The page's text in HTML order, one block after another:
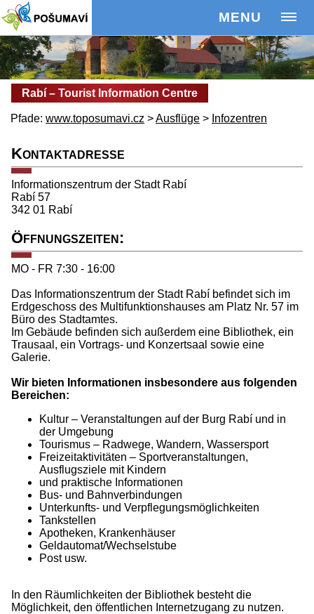
MENU
Rabí – Tourist Information Centre
Pfade: www.toposumavi.cz >Ausflüge > Infozentren
Kontaktadresse
Informationszentrum der Stadt Rabí
Rabí 57
342 01 Rabí
Öffnungszeiten:
MO - FR 7:30 - 16:00
Das Informationszentrum der Stadt Rabí befindet sich im
Erdgeschoss des Multifunktionshauses am Platz Nr. 57 im
Büro des Stadtamtes.
Im Gebäude befinden sich außerdem eine Bibliothek, ein
Trausaal, ein Vortrags- und Konzertsaal sowie eine
Galerie.
Wir bieten Informationen insbesondere aus folgenden
Bereichen:
Kultur – Veranstaltungen auf der Burg Rabí und in
der Umgebung
Tourismus – Radwege, Wandern, Wassersport
Freizeitaktivitäten – Sportveranstaltungen,
Ausflugsziele mit Kindern
und praktische Informationen
Bus- und Bahnverbindungen
Unterkunfts- und Verpflegungsmöglichkeiten
Tankstellen
Apotheken, Krankenhäuser
Geldautomat/Wechselstube
Post usw.
In den Räumlichkeiten der Bibliothek besteht die
Möglichkeit, den öffentlichen Internetzugang zu nutzen.